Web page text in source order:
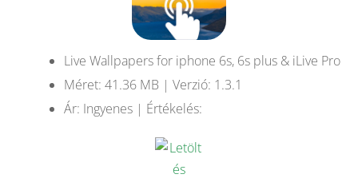
Live Wallpapers for iphone 6s, 6s plus & iLive Pro
Méret: 41.36 MB | Verzió: 1.3.1
Ár: Ingyenes | Értékelés: